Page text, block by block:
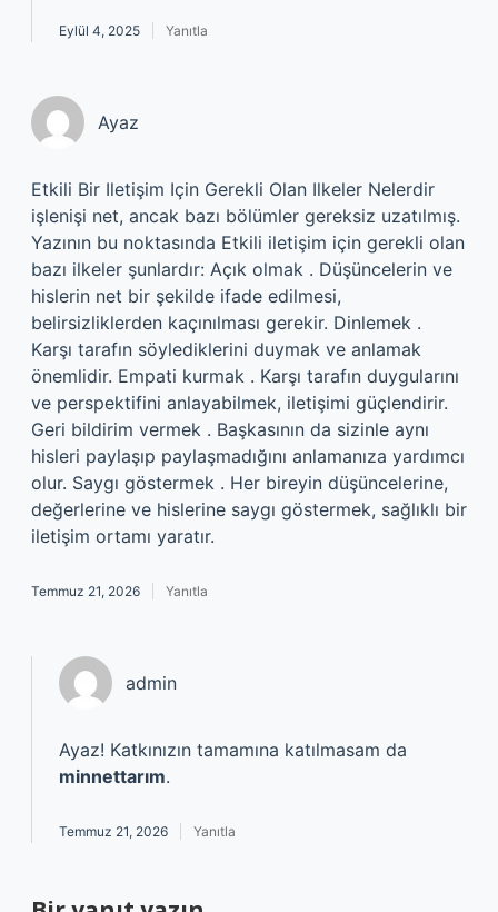
Eylül 4, 2025 Yanıtla
Ayaz
Etkili Bir Iletişim Için Gerekli Olan Ilkeler Nelerdir
işlenişi net, ancak bazı bölümler gereksiz uzatılmış.
Yazının bu noktasında Etkili iletişim için gerekli olan
bazı ilkeler şunlardır: Açık olmak . Düşüncelerin ve
hislerin net bir şekilde ifade edilmesi,
belirsizliklerden kaçınılması gerekir. Dinlemek .
Karşı tarafın söylediklerini duymak ve anlamak
önemlidir. Empati kurmak . Karşı tarafın duygularını
ve perspektifini anlayabilmek, iletişimi güçlendirir.
Geri bildirim vermek . Başkasının da sizinle aynı
hisleri paylaşıp paylaşmadığını anlamanıza yardımcı
olur. Saygı göstermek . Her bireyin düşüncelerine,
değerlerine ve hislerine saygı göstermek, sağlıklı bir
iletişim ortamı yaratır.
Temmuz 21, 2026 Yanıtla
admin
Ayaz! Katkınızın tamamına katılmasam da
minnettarım.
Temmuz 21, 2026 Yanıtla